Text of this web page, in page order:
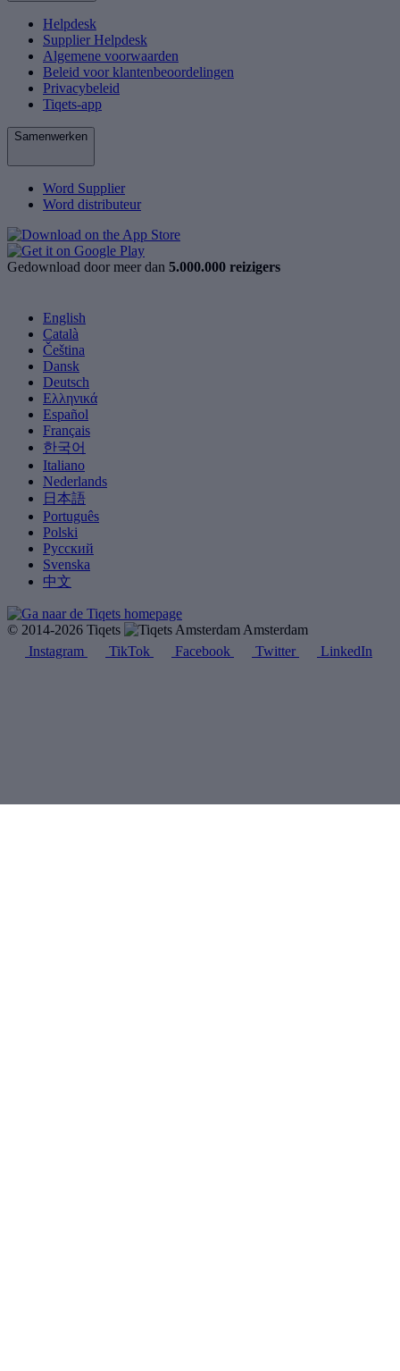
Helpdesk
Supplier Helpdesk
Algemene voorwaarden
Beleid voor klantenbeoordelingen
Privacybeleid
Tiqets-app
Samenwerken
Word Supplier
Word distributeur
Gedownload door meer dan 5.000.000 reizigers
English
Català
Čeština
Dansk
Deutsch
Ελληνικά
Español
Français
한국어
Italiano
Nederlands
日本語
Português
Polski
Русский
Svenska
中文
© 2014-2026 Tiqets
Amsterdam
Instagram
TikTok Facebook Twitter LinkedIn